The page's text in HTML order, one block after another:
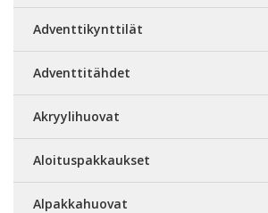
Adventtikynttilät
Adventtitähdet
Akryylihuovat
Aloituspakkaukset
Alpakkahuovat